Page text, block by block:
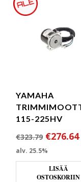
YAMAHA
115-225HV
€323.79 €276.64
alv. 25.5%
LISÄÄ
OSTOSKORIIN